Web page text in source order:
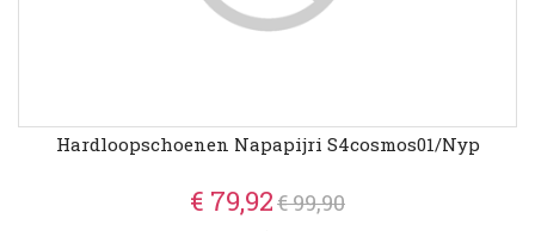
Hardloopschoenen Napapijri S4cosmos01/nyp
€ 79,92€ 99,90